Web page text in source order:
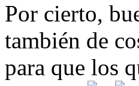
Por cierto,
también de
para que los